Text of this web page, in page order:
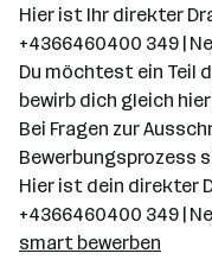
Hier ist Ihr direkter
+4366460400 349 |
Du möchtest ein Teil
bewirb dich gleich
Bei Fragen zur
Bewerbungsprozess
Hier ist dein direkter
+4366460400 349 |
smart bewerben